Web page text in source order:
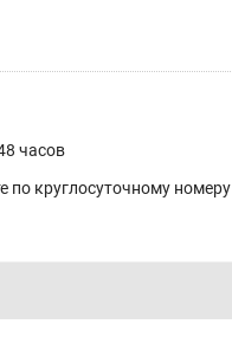
часов
по круглосуточному номеру